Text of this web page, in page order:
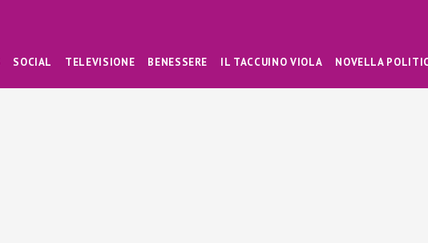
SOCIAL TELEVISIONE BENESSERE IL TACCUINO VIOLA NOVELLA